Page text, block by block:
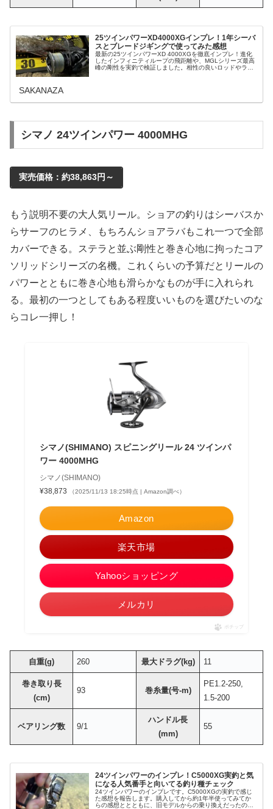
25ツインパワーXD4000XGインプレ！1年シーバ
スとブレードジギングで使ってみた感想
最新の25ツインパワーXD 4000XGを徹底インプレ！進化
したインフィニティループの飛距離や、MGLシリーズ最高
峰の剛性を実釣で検証しました。相性の良いロッドやライ
SAKANAZA
シマノ 24ツインパワー 4000MHG
実売価格：約38,863円～
もう説明不要の大人気リール。ショアの釣りはシーバスか
らサーフのヒラメ、もちろんショアラバもこれ一つで全部
カバーできる。ステラと並ぶ剛性と巻き心地に拘ったコア
ソリッドシリーズの名機。これくらいの予算だとリールの
パワーとともに巻き心地も滑らかなものが手に入れられ
る。最初の一つとしてもある程度いいものを選びたいのな
らコレ一押し！
シマノ(SHIMANO) スピニングリール 24 ツインパ
ワー 4000MHG
シマノ(SHIMANO)
¥38,873
（2025/11/13 18:25時点 | Amazon調べ）
Amazon
楽天市場
Yahooショッピング
メルカリ
ポチップ
自重(g) 260 最大ドラグ(kg) 11
巻き取り長
(cm)
93 巻糸量(号-m)
PE1.2-250,
1.5-200
ベアリング数 9/1
ハンドル長
(mm)
55
24ツインパワーのインプレ！C5000XG実釣と気
になる人気番手と向いてる釣り種チェック
24ツインパワーのインプレです。C5000XGの実釣で感じ
た感想を報告します。購入してから約1年半使ってみてか
らの感想ととともに、旧モデルからの乗り換えだったの